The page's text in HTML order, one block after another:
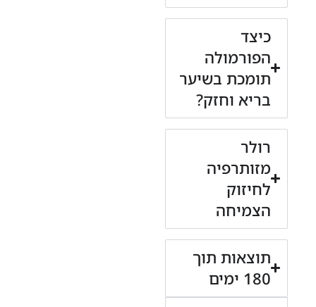
כיצד
הפורמולה
תומכת בשיער
בריא וחזק?
רולר
מזותרפיה
לחיזוק
הצמיחה
תוצאות תוך
180 ימים